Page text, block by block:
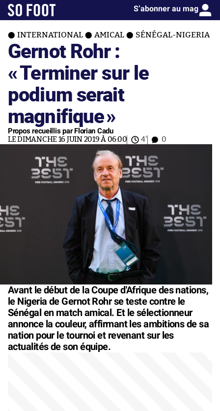
S’abonner au mag
INTERNATIONAL AMICAL SÉNÉGAL-NIGERIA
Gernot Rohr :
«Terminer sur le
podium serait
magnifique»
Propos recueillis par Florian Cadu
LE DIMANCHE 16 JUIN 2019 À 06:00 4' 0
Avant le début de la Coupe d'Afrique des nations,
le Nigeria de Gernot Rohr se teste contre le
Sénégal en match amical. Et le sélectionneur
annonce la couleur, affirmant les ambitions de sa
nation pour le tournoi et revenant sur les
actualités de son équipe.